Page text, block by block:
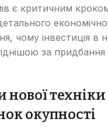
є критичним
чому інвестиція
за
нової техніки
окупності